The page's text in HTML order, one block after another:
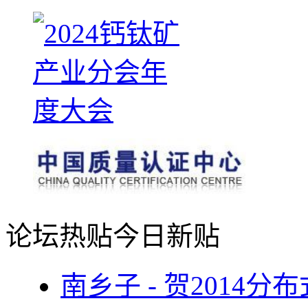
论坛热贴今日新贴
南乡子 - 贺2014分